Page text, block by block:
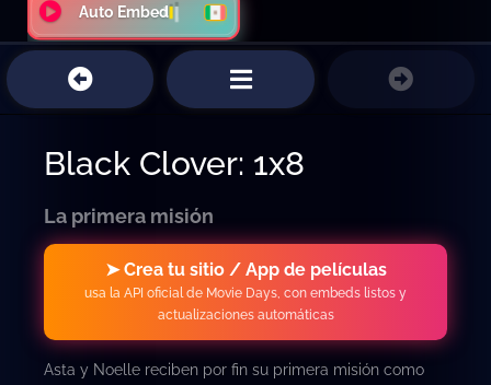
Auto Embed
Black Clover: 1x8
La primera misión
➤ Crea tu sitio / App de películas
usa la API oficial de Movie Days, con embeds listos y
actualizaciones automáticas
Asta y Noelle reciben por fin su primera misión como